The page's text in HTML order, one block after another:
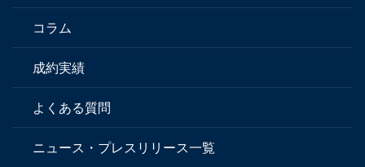
コラム
成約実績
よくある質問
ニュース・プレスリリース一覧